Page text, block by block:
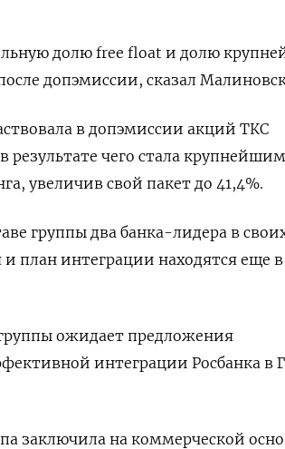
долю free float и долю
допэмиссии, сказал
в допэмиссии акций ТКС
результате чего стала крупнейшим
увеличив свой пакет до 41,4%.
группы два банка-лидера в
план интеграции находятся еще в
ожидает предложения
интеграции Росбанка в
заключила на коммерческой